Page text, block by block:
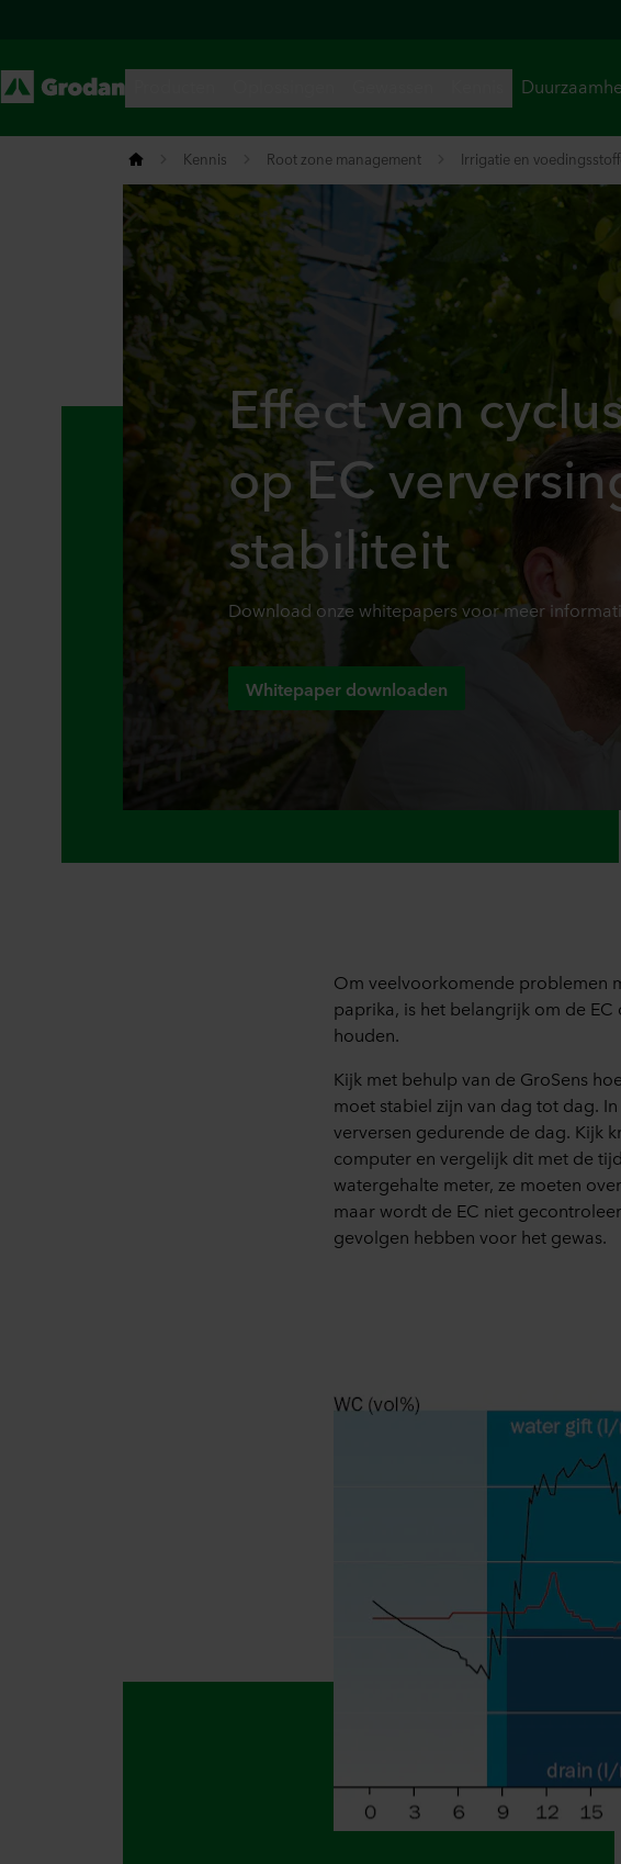
Kennis Root zone management Irrigatie en
Effect van
op EC
stabiliteit
Download onze whitepapers voor meer
Whitepaper downloaden
Om veelvoorkomende problemen
paprika, is het belangrijk om de
houden.
Kijk met behulp van de GroSens
moet stabiel zijn van dag tot dag.
verversen gedurende de dag. Kijk
computer en vergelijk dit met de
watergehalte meter, ze moeten
maar wordt de EC niet
gevolgen hebben voor het gewas.